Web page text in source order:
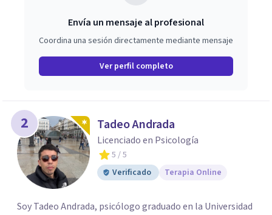
Envía un mensaje al profesional
Coordina una sesión directamente mediante mensaje
Ver perfil completo
2 Tadeo Andrada
Licenciado en Psicología
5 / 5
Verificado
Terapia Online
Soy Tadeo Andrada, psicólogo graduado en la Universidad